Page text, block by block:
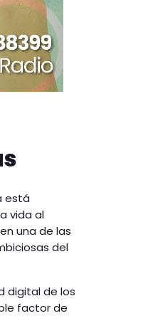
está
vida al
una de las
del
digital de los
factor de